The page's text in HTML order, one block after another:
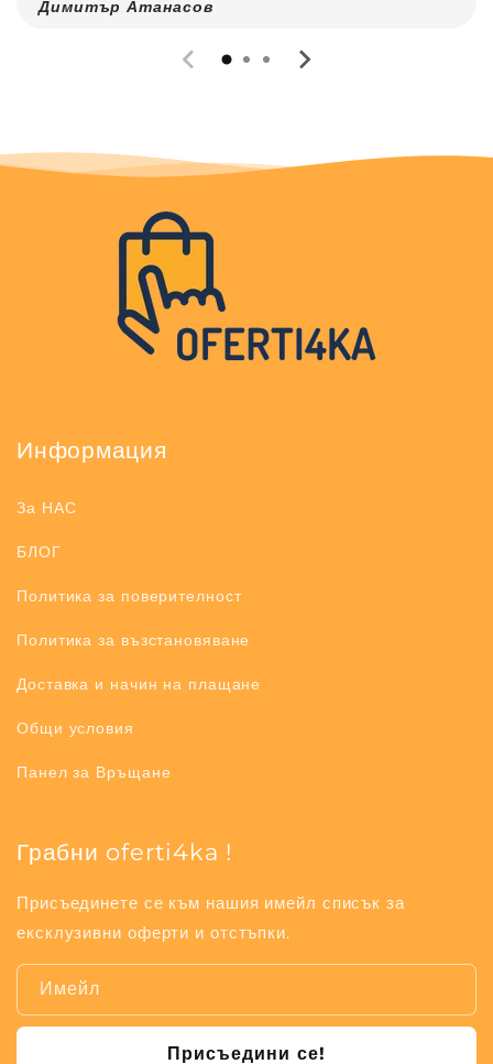
Димитър Атанасов
Информация
За НАС
БЛОГ
Политика за поверителност
Политика за възстановяване
Доставка и начин на плащане
Общи условия
Панел за Връщане
Грабни oferti4ka !
Присъединете се към нашия имейл списък за
ексклузивни оферти и отстъпки.
Имейл
Присъедини се!